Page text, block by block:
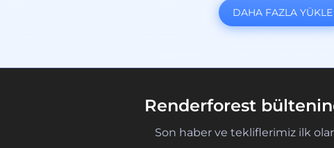
DAHA FAZLA YÜKLE
Renderforest
Son haber ve tekliflerimiz ilk